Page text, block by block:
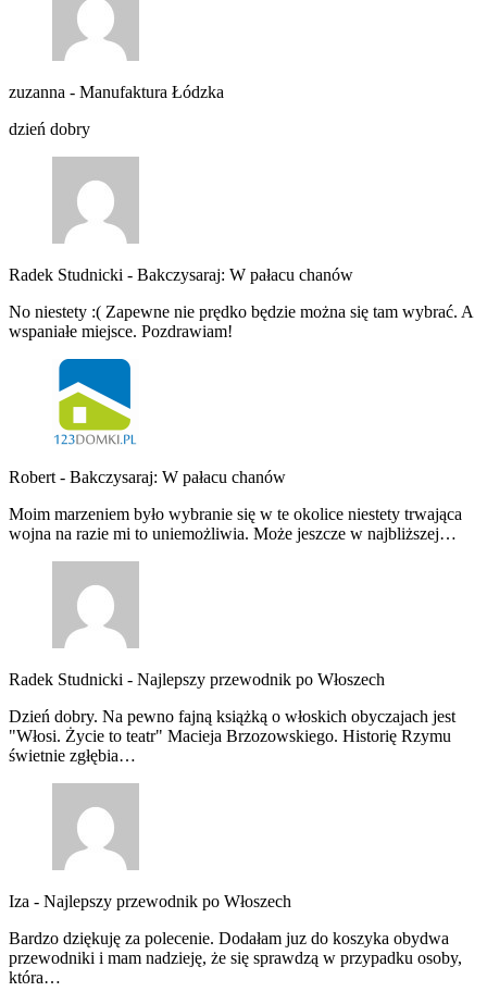
zuzanna - Manufaktura Łódzka
dzień dobry
Radek Studnicki - Bakczysaraj: W pałacu chanów
No niestety :( Zapewne nie prędko będzie można się tam wybrać. A
wspaniałe miejsce. Pozdrawiam!
Robert - Bakczysaraj: W pałacu chanów
Moim marzeniem było wybranie się w te okolice niestety trwająca
wojna na razie mi to uniemożliwia. Może jeszcze w najbliższej…
Radek Studnicki - Najlepszy przewodnik po Włoszech
Dzień dobry. Na pewno fajną książką o włoskich obyczajach jest
"Włosi. Życie to teatr" Macieja Brzozowskiego. Historię Rzymu
świetnie zgłębia…
Iza - Najlepszy przewodnik po Włoszech
Bardzo dziękuję za polecenie. Dodałam juz do koszyka obydwa
przewodniki i mam nadzieję, że się sprawdzą w przypadku osoby,
która…